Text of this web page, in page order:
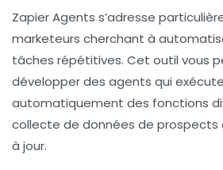
Zapier Agents s’adresse
marketeurs cherchant à
tâches répétitives. Cet outil vous
développer des agents qui
automatiquement des fonctions
collecte de données de prospects
à jour.